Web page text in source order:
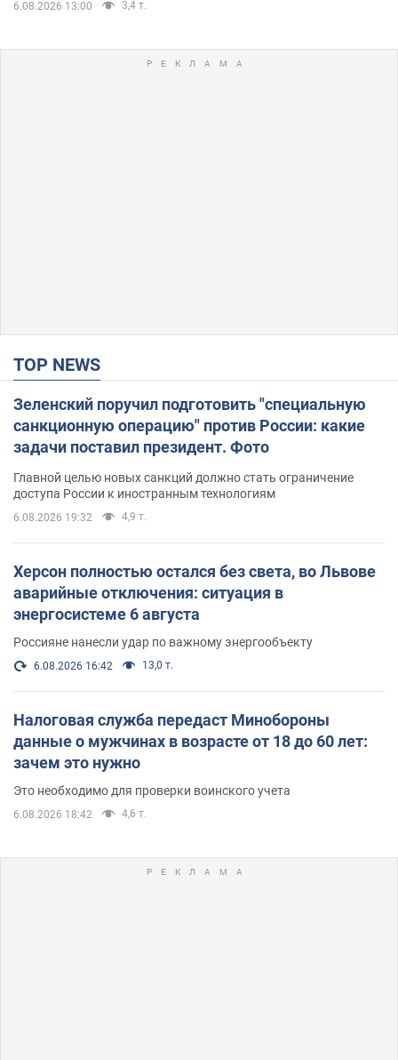
6.08.2026 13:00 3,4 т.
TOP NEWS
Зеленский поручил подготовить "специальную
санкционную операцию" против России: какие
задачи поставил президент. Фото
Главной целью новых санкций должно стать ограничение
доступа России к иностранным технологиям
6.08.2026 19:32 4,9 т.
Херсон полностью остался без света, во Львове
аварийные отключения: ситуация в
энергосистеме 6 августа
Россияне нанесли удар по важному энергообъекту
6.08.2026 16:42 13,0 т.
Налоговая служба передаст Минобороны
данные о мужчинах в возрасте от 18 до 60 лет:
зачем это нужно
Это необходимо для проверки воинского учета
6.08.2026 18:42 4,6 т.